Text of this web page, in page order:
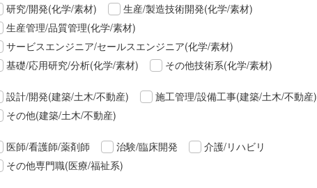
研究/開発(化学/素材)
生産/製造技術開発(化学/素材)
生産管理/品質管理(化学/素材)
サービスエンジニア/セールスエンジニア(化学/素材)
基礎/応用研究/分析(化学/素材)
その他技術系(化学/素材)
設計/開発(建築/土木/不動産)
施工管理/設備工事(建築/土木/不動産)
その他(建築/土木/不動産)
医師/看護師/薬剤師 治験/臨床開発
介護/リハビリ
その他専門職(医療/福祉系)